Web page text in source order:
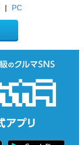
| PC